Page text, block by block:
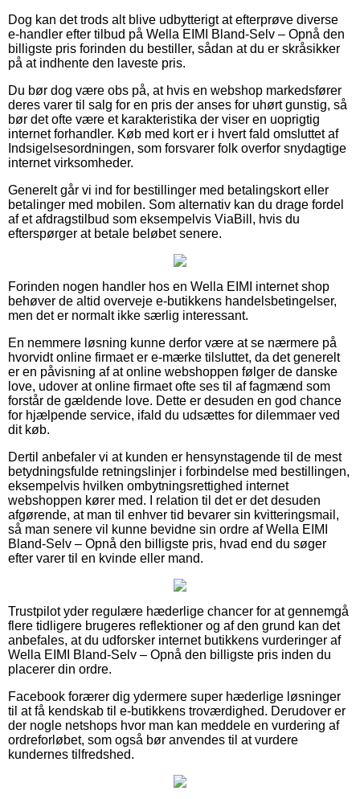
Dog kan det trods alt blive udbytterigt at efterprøve diverse
e-handler efter tilbud på Wella EIMI Bland-Selv – Opnå den
billigste pris forinden du bestiller, sådan at du er skråsikker
på at indhente den laveste pris.
Du bør dog være obs på, at hvis en webshop markedsfører
deres varer til salg for en pris der anses for uhørt gunstig, så
bør det ofte være et karakteristika der viser en uoprigtig
internet forhandler. Køb med kort er i hvert fald omsluttet af
Indsigelsesordningen, som forsvarer folk overfor snydagtige
internet virksomheder.
Generelt går vi ind for bestillinger med betalingskort eller
betalinger med mobilen. Som alternativ kan du drage fordel
af et afdragstilbud som eksempelvis ViaBill, hvis du
efterspørger at betale beløbet senere.
Forinden nogen handler hos en Wella EIMI internet shop
behøver de altid overveje e-butikkens handelsbetingelser,
men det er normalt ikke særlig interessant.
En nemmere løsning kunne derfor være at se nærmere på
hvorvidt online firmaet er e-mærke tilsluttet, da det generelt
er en påvisning af at online webshoppen følger de danske
love, udover at online firmaet ofte ses til af fagmænd som
forstår de gældende love. Dette er desuden en god chance
for hjælpende service, ifald du udsættes for dilemmaer ved
dit køb.
Dertil anbefaler vi at kunden er hensynstagende til de mest
betydningsfulde retningslinjer i forbindelse med bestillingen,
eksempelvis hvilken ombytningsrettighed internet
webshoppen kører med. I relation til det er det desuden
afgørende, at man til enhver tid bevarer sin kvitteringsmail,
så man senere vil kunne bevidne sin ordre af Wella EIMI
Bland-Selv – Opnå den billigste pris, hvad end du søger
efter varer til en kvinde eller mand.
Trustpilot yder regulære hæderlige chancer for at gennemgå
flere tidligere brugeres reflektioner og af den grund kan det
anbefales, at du udforsker internet butikkens vurderinger af
Wella EIMI Bland-Selv – Opnå den billigste pris inden du
placerer din ordre.
Facebook forærer dig ydermere super hæderlige løsninger
til at få kendskab til e-butikkens troværdighed. Derudover er
der nogle netshops hvor man kan meddele en vurdering af
ordreforløbet, som også bør anvendes til at vurdere
kundernes tilfredshed.